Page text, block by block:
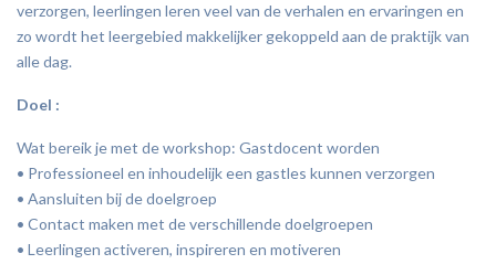
verzorgen, leerlingen leren veel van de verhalen en ervaringen en
zo wordt het leergebied makkelijker gekoppeld aan de praktijk van
alle dag.
Doel :
Wat bereik je met de workshop: Gastdocent worden
• Professioneel en inhoudelijk een gastles kunnen verzorgen
• Aansluiten bij de doelgroep
• Contact maken met de verschillende doelgroepen
• Leerlingen activeren, inspireren en motiveren